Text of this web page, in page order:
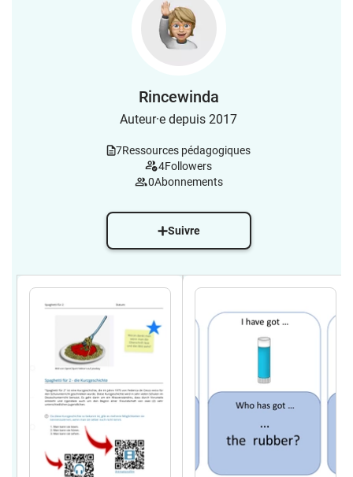
Rincewinda
Auteur·e depuis 2017
7Ressources pédagogiques
4Followers
0Abonnements
Suivre